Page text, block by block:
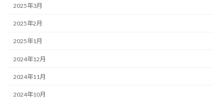
2025年3月
2025年2月
2025年1月
2024年12月
2024年11月
2024年10月